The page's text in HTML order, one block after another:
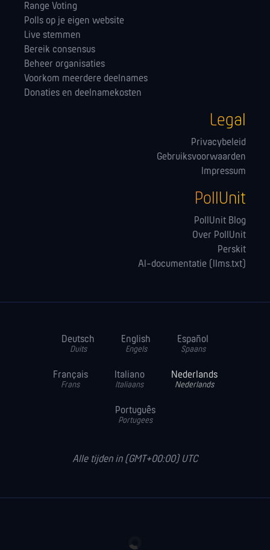
Range Voting
Polls op je eigen website
Live stemmen
Bereik consensus
Beheer organisaties
Voorkom meerdere deelnames
Donaties en deelnamekosten
Legal
Privacybeleid
Gebruiksvoorwaarden
Impressum
PollUnit
PollUnit Blog
Over PollUnit
Perskit
AI-documentatie (llms.txt)
Deutsch
Duits
English
Engels
Español
Spaans
Français
Frans
Italiano
Italiaans
Nederlands
Nederlands
Português
Portugees
Alle tijden in (GMT+00:00) UTC